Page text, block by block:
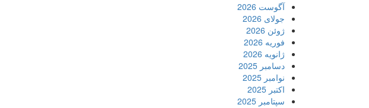
آگوست 2026
جولای 2026
ژوئن 2026
فوریه 2026
ژانویه 2026
دسامبر 2025
نوامبر 2025
اکتبر 2025
سپتامبر 2025